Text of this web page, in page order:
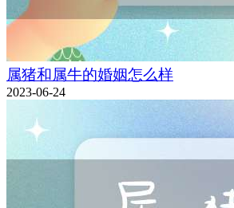
属猪和属牛的婚姻怎么样
2023-06-24